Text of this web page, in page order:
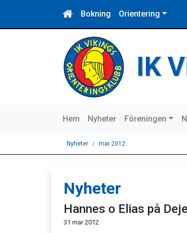
Bokning Orientering
IK
Hem Nyheter Föreningen
Nyheter mar 2012
Nyheter
Hannes o Elias på
31 mar 2012